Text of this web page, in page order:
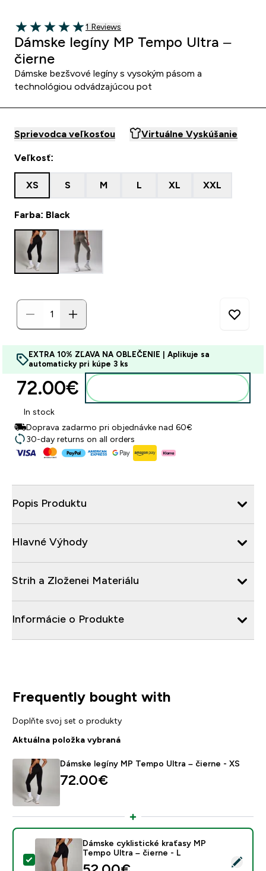
5 out of 5 stars
1 customer reviews
1 Reviews
Dámske legíny MP Tempo Ultra –
čierne
Dámske bezšvové legíny s vysokým pásom a
technológiou odvádzajúcou pot
Sprievodca veľkosťou Virtuálne Vyskúšanie
Veľkosť:
XS S M L XL XXL
Farba: Black
EXTRA 10% ZĽAVA NA OBLEČENIE | Aplikuje sa
automaticky pri kúpe 3 ks
72.00€‎
In stock
Doprava zadarmo pri objednávke nad 60€
30-day returns on all orders
Popis Produktu
Hlavné Výhody
Strih a Zloženei Materiálu
Informácie o Produkte
Frequently bought with
Doplňte svoj set o produkty
Aktuálna položka vybraná
Dámske legíny MP Tempo Ultra – čierne - XS
72.00€‎
Vybrať tento produkt - Dámske cyklistické kraťasy
Dámske cyklistické kraťasy MP
Tempo Ultra – čierne - L